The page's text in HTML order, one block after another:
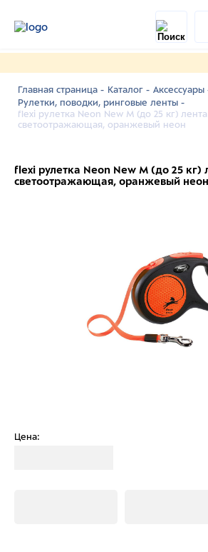
Главная страница - Каталог - Аксессуары
Рулетки, поводки, ринговые ленты -
flexi рулетка Neon New M (до 25 кг)
светоотражающая, оранжевый неон
flexi рулетка Neon New M (до 25 кг)
светоотражающая, оранжевый неон
Цена: